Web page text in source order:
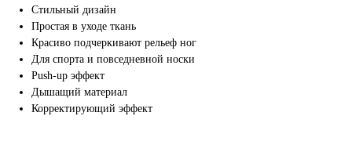
Стильный дизайн
Простая в уходе ткань
Красиво подчеркивают рельеф ног
Для спорта и повседневной носки
Push-up эффект
Дышащий материал
Корректирующий эффект
sales@gymshop.pro
ОБРАТНЫЙ ЗВОНОК